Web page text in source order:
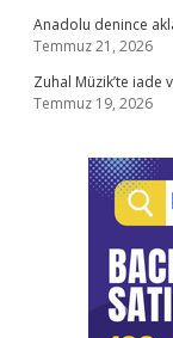
Anadolu denince
Temmuz 21, 2026
Zuhal Müzik’te iade
Temmuz 19, 2026